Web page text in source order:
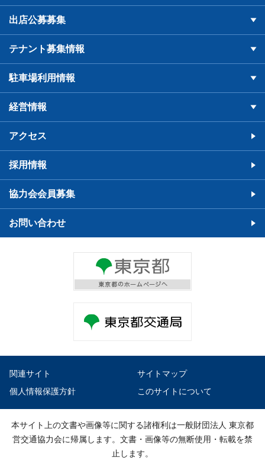
出店公募募集
テナント募集情報
駐車場利用情報
経営情報
アクセス
採用情報
協力会会員募集
お問い合わせ
関連サイト
サイトマップ
個人情報保護方針
このサイトについて
本サイト上の文書や画像等に関する諸権利は一般財団法人 東京都
営交通協力会に帰属します。文書・画像等の無断使用・転載を禁
止します。